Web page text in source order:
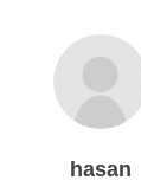
hasan